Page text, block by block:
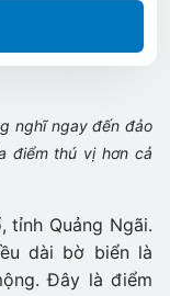
nghĩ ngay đến đảo
điểm thú vị hơn cả
tỉnh Quảng Ngãi.
dài bờ biển là
Đây là điểm